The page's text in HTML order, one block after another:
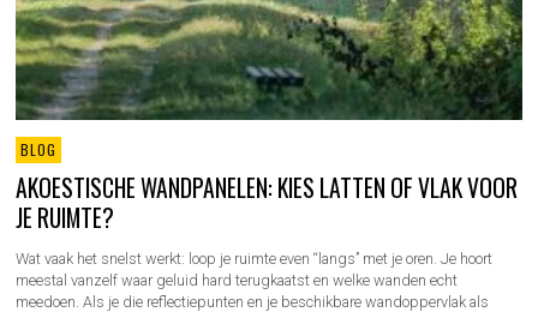
BLOG
AKOESTISCHE WANDPANELEN: KIES LATTEN OF VLAK VOOR
JE RUIMTE?
Wat vaak het snelst werkt: loop je ruimte even “langs” met je oren. Je hoort
meestal vanzelf waar geluid hard terugkaatst en welke wanden echt
meedoen. Als je die reflectiepunten en je beschikbare wandoppervlak als